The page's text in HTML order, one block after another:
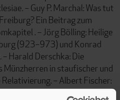
– Guy P. Marchal: Was tut
Ein Beitrag zum
. – Jörg Bölling: Heilige
(923–973) und Konrad
Harald Derschka: Die
Münzherren in staufischer und
– Albert Fischer:
Herrschaft und